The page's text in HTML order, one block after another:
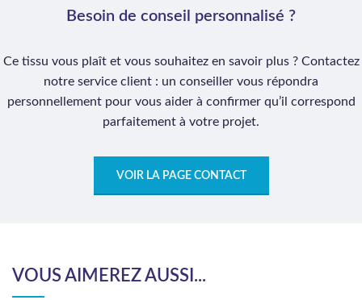
Besoin de conseil personnalisé ?
Ce tissu vous plaît et vous souhaitez en savoir plus ? Contactez
notre service client : un conseiller vous répondra
personnellement pour vous aider à confirmer qu’il correspond
parfaitement à votre projet.
VOIR LA PAGE CONTACT
VOUS AIMEREZ AUSSI...